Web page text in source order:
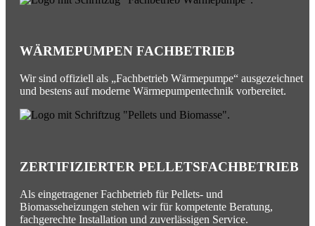
WÄRMEPUMPEN FACHBETRIEB
Wir sind offiziell als „Fachbetrieb Wärmepumpe“ ausgezeichnet
und bestens auf moderne Wärmepumpentechnik vorbereitet.
ZERTIFIZIERTER PELLETSFACHBETRIEB
Als eingetragener Fachbetrieb für Pellets- und
Biomasseheizungen stehen wir für kompetente Beratung,
fachgerechte Installation und zuverlässigen Service.